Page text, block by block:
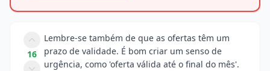
16
Lembre-se também de que as ofertas têm um
prazo de validade. É bom criar um senso de
urgência, como 'oferta válida até o final do mês'.